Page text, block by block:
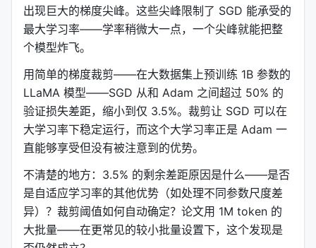
出现巨大的梯度尖峰。这些尖峰限制了 SGD 能承受的
最大学习率——学率稍微大一点，一个尖峰就能把整
个模型炸飞。
用简单的梯度裁剪——在大数据集上预训练 1B 参数的
LLaMA 模型——SGD 从和 Adam 之间超过 50% 的
验证损失差距，缩小到仅 3.5%。裁剪让 SGD 可以在
大学习率下稳定运行，而这个大学习率正是 Adam 一
直能够享受但没有被注意到的优势。
不清楚的地方：3.5% 的剩余差距原因是什么——是否
是自适应学习率的其他优势（如处理不同参数尺度差
异）？裁剪阈值如何自动确定？论文用 1M token 的
大批量——在更常见的较小批量设置下，这个发现是